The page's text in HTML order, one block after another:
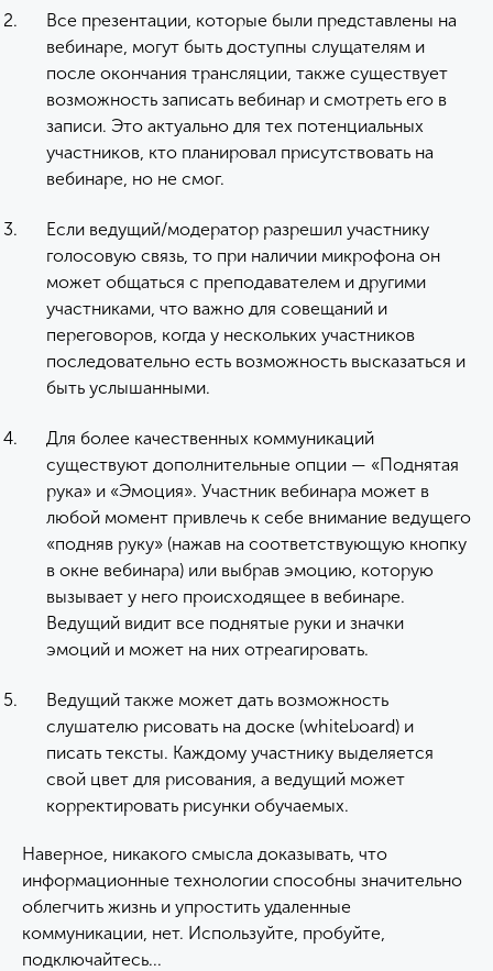
Все презентации, которые были представлены на
вебинаре, могут быть доступны слущателям и
после окончания трансляции, также существует
возможность записать вебинар и смотреть его в
записи. Это актуально для тех потенциальных
участников, кто планировал присутствовать на
вебинаре, но не смог.
Если ведущий/модератор разрешил участнику
голосовую связь, то при наличии микрофона он
может общаться с преподавателем и другими
участниками, что важно для совещаний и
переговоров, когда у нескольких участников
последовательно есть возможность высказаться и
быть услышанными.
Для более качественных коммуникаций
существуют дополнительные опции — «Поднятая
рука» и «Эмоция». Участник вебинара может в
любой момент привлечь к себе внимание ведущего
«подняв руку» (нажав на соответствующую кнопку
в окне вебинара) или выбрав эмоцию, которую
вызывает у него происходящее в вебинаре.
Ведущий видит все поднятые руки и значки
эмоций и может на них отреагировать.
Ведущий также может дать возможность
слушателю рисовать на доске (whiteboard) и
писать тексты. Каждому участнику выделяется
свой цвет для рисования, а ведущий может
корректировать рисунки обучаемых.
Наверное, никакого смысла доказывать, что
информационные технологии способны значительно
облегчить жизнь и упростить удаленные
коммуникации, нет. Используйте, пробуйте,
подключайтесь...